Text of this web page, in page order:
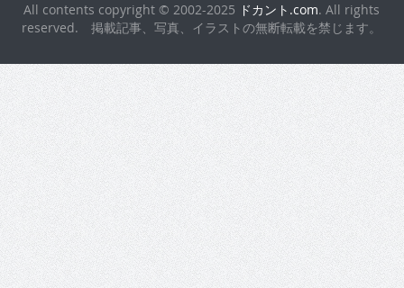
All contents copyright © 2002-2025 ドカント.com. All rights
reserved. 掲載記事、写真、イラストの無断転載を禁じます。